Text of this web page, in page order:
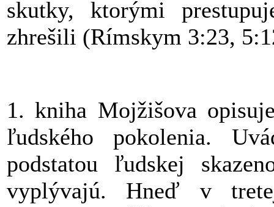
skutky, ktorými
zhrešili (Rímskym 3:23,
1. kniha Mojžišova
ľudského pokolenia.
podstatou ľudskej
vyplývajú. Hneď v